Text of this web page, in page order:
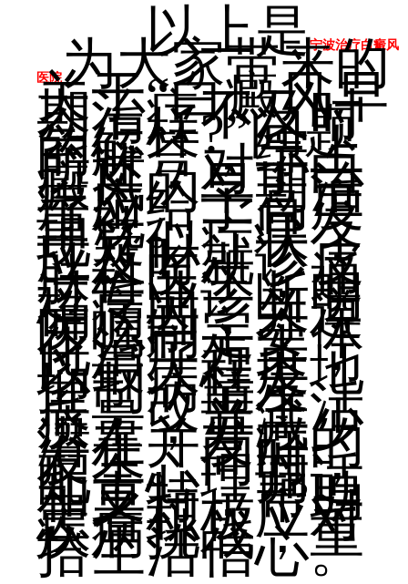
以上是宁波治疗白癜风
医院为大家带来的
关于“白癜风早
期治疗不及时
会怎样?”问题
的解答，综上
所述，对于白
癜风的早期治
疗应给予高度
重视。一旦发
现疑似症状，
应及时就诊皮
肤科医生，通
过专业诊断明
确病因，并遵
医嘱制定个体
化治疗方案，
以最大程度地
抑制病情发
展，改善生活
质量，并减少
潜在并发症的
发生。同时，
配合心理调适
和支持，帮助
患者积极应对
疾病挑战，重
拾生活信心。